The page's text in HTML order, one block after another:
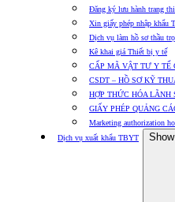
Đăng ký lưu hành trang
Xin giấy phép nhập khẩu
Dịch vụ làm hồ sơ thầu
Kê khai giá Thiết bị y tế
CẤP MÃ VẬT TƯ Y TẾ
CSDT – HỒ SƠ KỸ
HỢP THỨC HÓA LÃNH
GIẤY PHÉP QUẢNG
Marketing authorization
Dịch vụ xuất khẩu TBYT